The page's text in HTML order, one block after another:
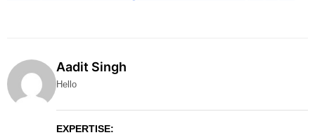
Aadit Singh
Hello
EXPERTISE: